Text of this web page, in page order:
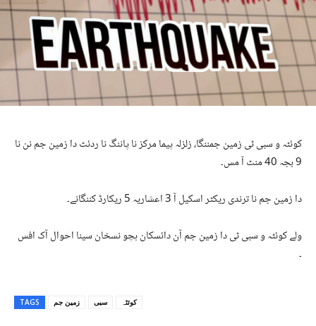
کوئٹہ و سبی ٹی زمین جمننگا، زلزلہ پیما مرکز نا پاننگ نا ردئٹ دا زمین جم نن نا
9 بجہ 40 منٹ آ مس۔
دا زمین جم نا ترندی ریکٹر اسکیل آ 3 اعشاریہ 5 ریکارڈ کننگانے۔
ولے کوئٹہ و سبی ٹی دا زمین جم آن دائسکان ہچو نسخان سینا احوال آک افس
۔
TAGS زمین جم سبی کوئٹہ